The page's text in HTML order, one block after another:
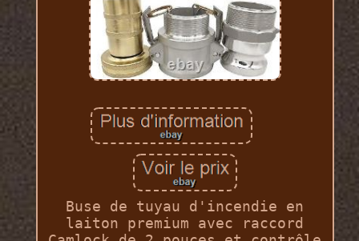
Buse de tuyau d'incendie en
laiton premium avec raccord